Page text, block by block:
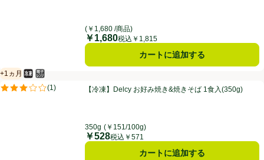
(￥1,680 /商品)
価格
￥1,680税込￥1,815
カートに追加する
【冷凍】Delcy お好み焼き&焼きそば 1食入(350g)
+1ヵ月
賞味・消費期限保証：1ヵ月
冷凍食品
電子レンジ使用可
(1 )
評価は1件のレビューで5点中3.0点。【冷凍】Delcy お好み焼き&焼きそば 1食入(350g)
350g (￥151/100g)
価格
￥528税込￥571
カートに追加する